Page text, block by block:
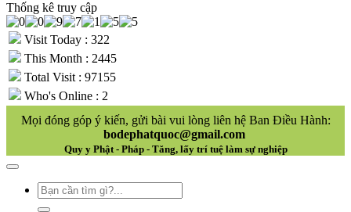
Thống kê truy cập
Visit Today : 322
This Month : 2445
Total Visit : 97155
Who's Online : 2
Mọi đóng góp ý kiến, gửi bài vui lòng liên hệ Ban Điều Hành:
bodephatquoc@gmail.com
Quy y Phật - Pháp - Tăng, lấy trí tuệ làm sự nghiệp